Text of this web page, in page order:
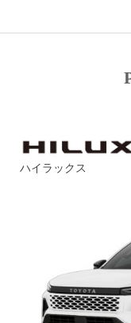
ハイラックス